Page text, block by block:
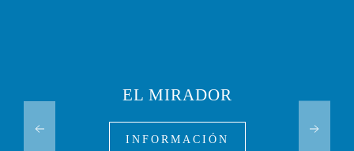
EL MIRADOR
INFORMACIÓN